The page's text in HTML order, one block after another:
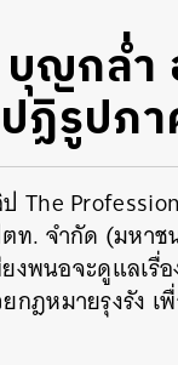
ญกล่ำ
ฏิรูปภ
The
. จำกัด (มหา
พนอจะดูแลเรื่
หมายรุงรัง เ